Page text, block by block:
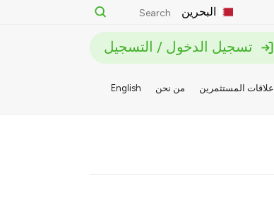
البحرين
تسجيل الدخول / التسجيل
علاقات المستثمرين من نحن English